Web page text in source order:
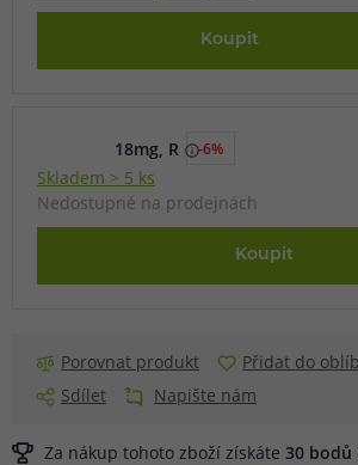
Koupit
18mg, R -6%
Skladem > 5 ks
Nedostupné na prodejnách
Koupit
Porovnat produkt
Přidat do
Sdílet
Napište nám
Za nákup tohoto zboží získáte 30 bodů